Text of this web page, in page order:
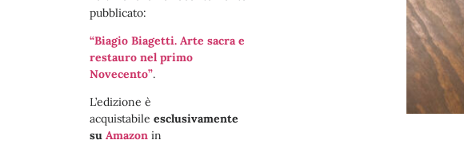
pubblicato:
“Biagio Biagetti. Arte sacra e
restauro nel primo
Novecento”.
L’edizione è
acquistabile esclusivamente
su Amazon in